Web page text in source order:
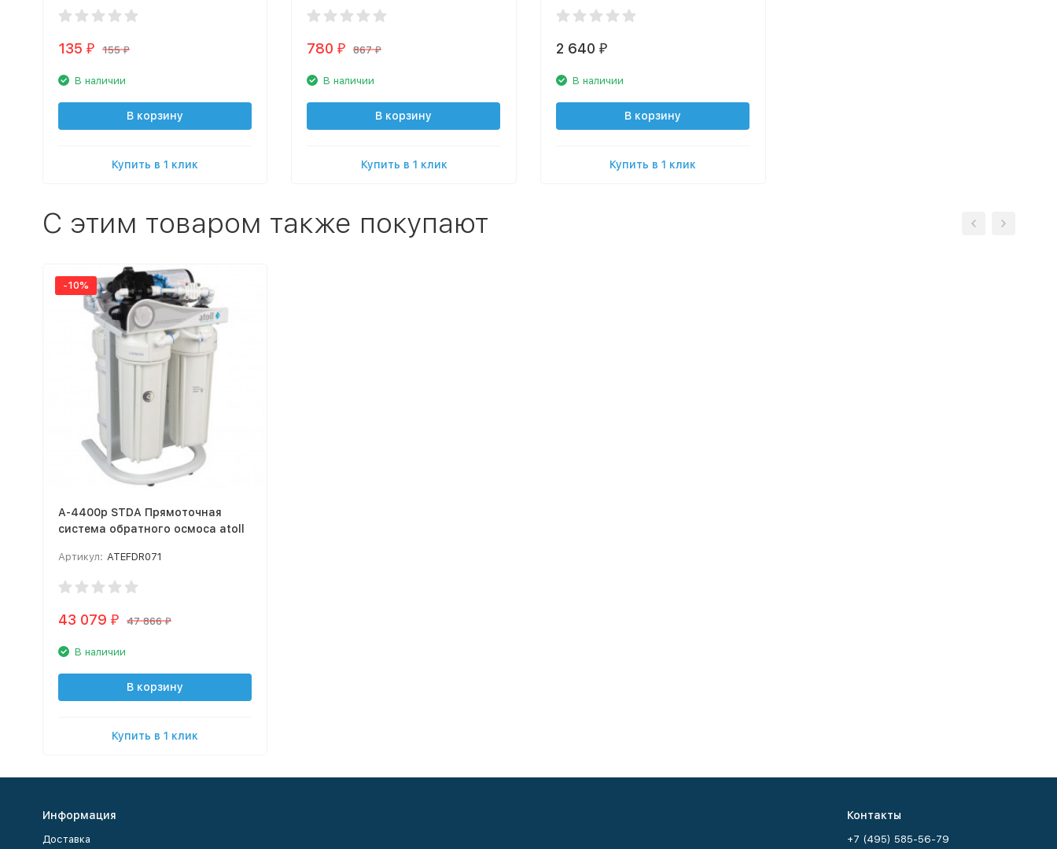
135 ₽ 155 ₽
В наличии
В корзину
Купить в 1 клик
780 ₽ 867 ₽
В наличии
В корзину
Купить в 1 клик
2 640 ₽
В наличии
В корзину
Купить в 1 клик
C этим товаром также покупают
-10%
A-4400p STDA Прямоточная
система обратного осмоса atoll
Артикул: ATEFDR071
43 079 ₽ 47 866 ₽
В наличии
В корзину
Купить в 1 клик
Информация
Доставка
Контакты
+7 (495) 585-56-79